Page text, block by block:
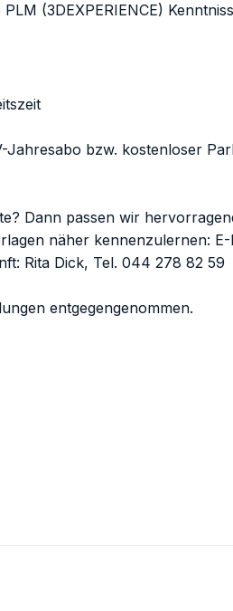
(3DEXPERIENCE)
Jahresabo bzw. kostenloser
Dann passen wir
näher kennenzulernen:
Rita Dick, Tel. 044 278 82 59
entgegengenommen.